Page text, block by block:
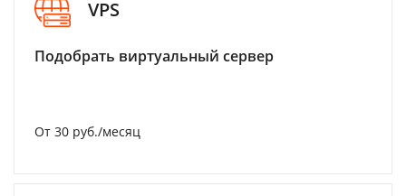
VPS
Подобрать виртуальный сервер
От 30 руб./месяц